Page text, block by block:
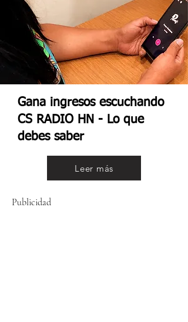
Gana ingresos escuchando
CS RADIO HN - Lo que
debes saber
Leer más
Publicidad